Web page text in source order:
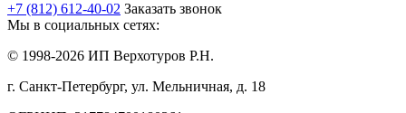
+7 (812) 612-40-02 Заказать звонок
Мы в социальных сетях:
© 1998-2026 ИП Верхотуров Р.Н.
г. Санкт-Петербург, ул. Мельничная, д. 18